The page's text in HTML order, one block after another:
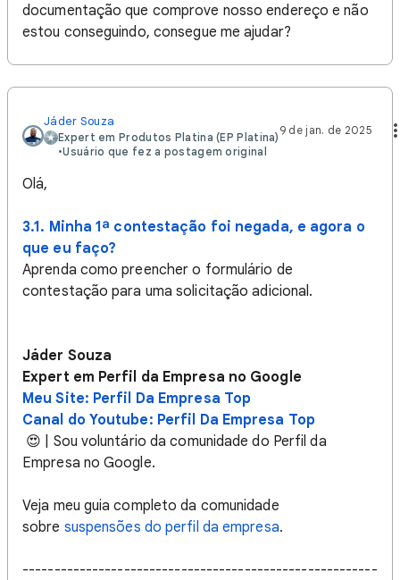
documentação que comprove nosso endereço e não
estou conseguindo, consegue me ajudar?
Jáder Souza
Expert em Produtos Platina (EP Platina)
•Usuário que fez a postagem original
9 de jan. de 2025
Olá,
3.1. Minha 1ª contestação foi negada, e agora o
que eu faço?
Aprenda como preencher o formulário de
contestação para uma solicitação adicional.
Jáder Souza
Expert em Perfil da Empresa no Google
Meu Site: Perfil Da Empresa Top
Canal do Youtube: Perfil Da Empresa Top
😍 | Sou voluntário da comunidade do Perfil da
Empresa no Google.
Veja meu guia completo da comunidade
sobre suspensões do perfil da empresa.
--------------------------------------------------------